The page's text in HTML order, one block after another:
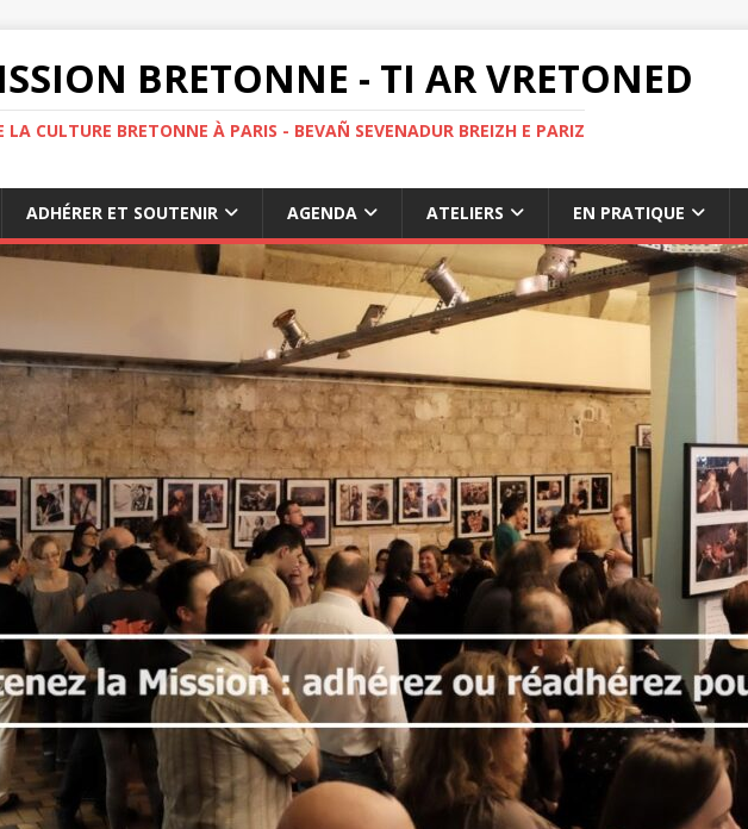
BRETONNE - TI AR VRETONED
LA CULTURE BRETONNE À PARIS - BEVAÑ SEVENADUR BREIZH E PARIZ
ADHÉRER ET SOUTENIR AGENDA ATELIERS EN PRATIQUE